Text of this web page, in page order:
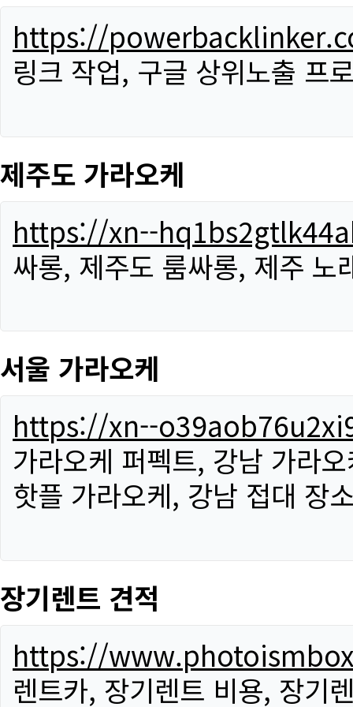
https://
링크 작업, 구글 상위노출 프
제주도 가라오케
https://xn--
싸롱, 제주도 룸싸롱, 제주 노
서울 가라오케
https://xn--
가라오케 퍼펙트, 강남 가라
핫플 가라오케, 강남 접대 장
장기렌트 견적
https://
렌트카, 장기렌트 비용, 장기